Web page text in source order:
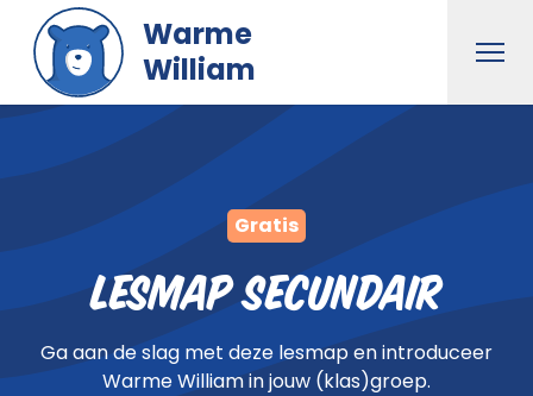
Naar hoofdinhoud gaan
Warme
William
Gratis
Lesmap Secundair
Ga aan de slag met deze lesmap en introduceer
Warme William in jouw (klas)groep.